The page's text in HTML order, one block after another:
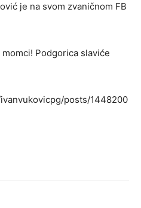
je na svom zvaničnom FB
Podgorica slaviće
posts/1448200